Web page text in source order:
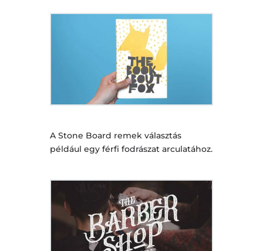
A Stone Board remek választás
például egy férfi fodrászat arculatához.